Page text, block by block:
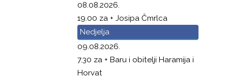
08.08.2026.
19.00 za + Josipa Čmrlca
Nedjelja
09.08.2026.
7.30 za + Baru i obitelji Haramija i
Horvat